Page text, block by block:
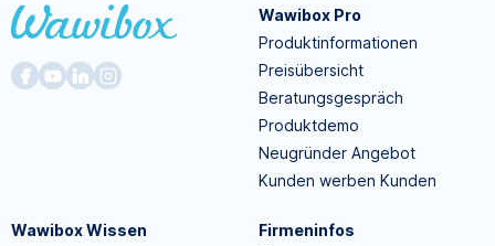
Wawibox Pro
Produktinformationen
Preisübersicht
Beratungsgespräch
Produktdemo
Neugründer Angebot
Kunden werben Kunden
Wawibox Wissen
Firmeninfos